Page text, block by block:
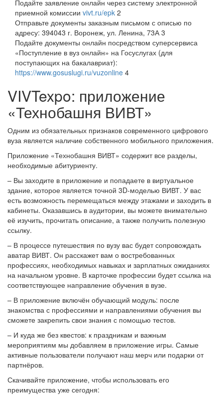
Подайте заявление онлайн через систему электронной
приемной комиссии vivt.ru/epk 2
Отправьте документы заказным письмом с описью по
адресу: 394043 г. Воронеж, ул. Ленина, 73А 3
Подайте документы онлайн посредством суперсервиса
«Поступление в вуз онлайн» на Госуслугах (для
поступающих на бакалавриат):
https://www.gosuslugi.ru/vuzonline 4
VIVTexpo: приложение
«Технобашня ВИВТ»
Одним из обязательных признаков современного цифрового
вуза является наличие собственного мобильного приложения.
Приложение «Технобашня ВИВТ» содержит все разделы,
необходимые абитуриенту.
– Вы заходите в приложение и попадаете в виртуальное
здание, которое является точной 3D-моделью ВИВТ. У вас
есть возможность перемещаться между этажами и заходить в
кабинеты. Оказавшись в аудитории, вы можете внимательно
её изучить, прочитать описание, а также получить полезную
ссылку.
– В процессе путешествия по вузу вас будет сопровождать
аватар ВИВТ. Он расскажет вам о востребованных
профессиях, необходимых навыках и зарплатных ожиданиях
на начальном уровне. В карточке профессии будет ссылка на
соответствующее направление обучения в вузе.
– В приложение включён обучающий модуль: после
знакомства с профессиями и направлениями обучения вы
сможете закрепить свои знания с помощью тестов.
– И куда же без квестов: к праздникам и важным
мероприятиям мы добавляем в приложение игры. Самые
активные пользователи получают наш мерч или подарки от
партнёров.
Скачивайте приложение, чтобы использовать его
преимущества уже сегодня: